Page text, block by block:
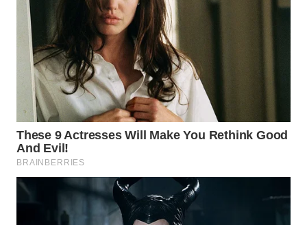
WAHANA
SELEB
WAHANA
PERSONA
WAHANA
OTOMOTIF